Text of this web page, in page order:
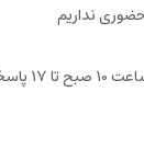
شما هستیم